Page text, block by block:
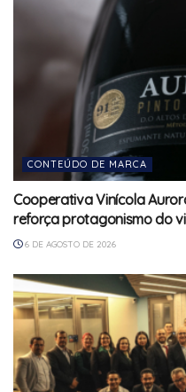
CONTEÚDO DE MARCA
Cooperativa Vinícola
reforça protagonismo do
6 DE AGOSTO DE 2026